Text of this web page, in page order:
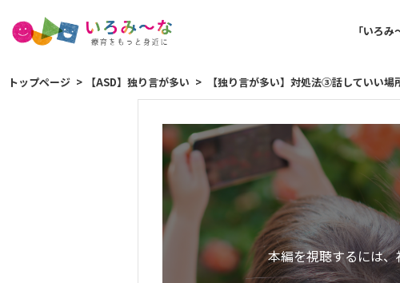
「いろ
トップページ 【ASD】独り言が多い 【独り言が多い】対処法③話していい場
本編を視聴するには